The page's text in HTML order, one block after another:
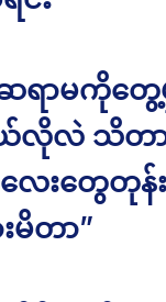
ဆရာမကိုတွ
လိုလဲ သိတ
ကလေးတွေ
မိတာ”